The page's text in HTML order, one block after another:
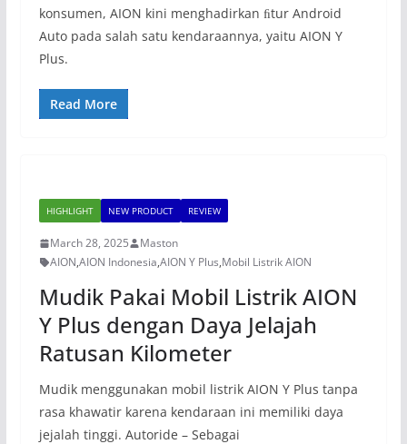
konsumen, AION kini menghadirkan ﬁtur Android
Auto pada salah satu kendaraannya, yaitu AION Y
Plus.
Read More
HIGHLIGHT NEW PRODUCT REVIEW
March 28, 2025
Maston
AION,AION Indonesia,AION Y Plus,Mobil Listrik AION
Mudik Pakai Mobil Listrik AION
Y Plus dengan Daya Jelajah
Ratusan Kilometer
Mudik menggunakan mobil listrik AION Y Plus tanpa
rasa khawatir karena kendaraan ini memiliki daya
jejalah tinggi. Autoride – Sebagai